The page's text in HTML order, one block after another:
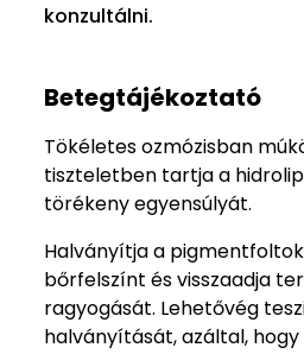
konzultálni.
Betegtájékoztató
Tökéletes ozmózisban
tiszteletben tartja a
törékeny egyensúlyát.
Halványítja a
bőrfelszínt és visszaadja
ragyogását. Lehetővég
halványítását, azáltal,